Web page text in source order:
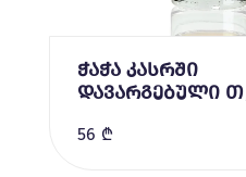
ჭაჭა კასრში
დავარგებული
56 ₾